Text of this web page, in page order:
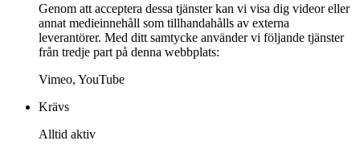
Genom att acceptera dessa tjänster kan vi visa dig videor eller
annat medieinnehåll som tillhandahålls av externa
leverantörer. Med ditt samtycke använder vi följande tjänster
från tredje part på denna webbplats:
Vimeo, YouTube
Krävs
Alltid aktiv